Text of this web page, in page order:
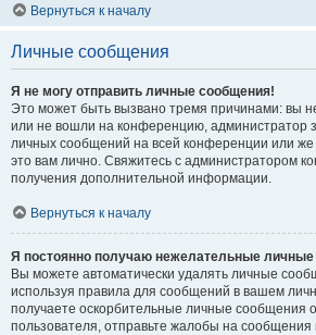
Вернуться к началу
Личные сообщения
Я не могу отправить личные сообщения!
Это может быть вызвано тремя причинами: вы
или не вошли на конференцию, администратор
личных сообщений на всей конференции или
это вам лично. Свяжитесь с администратором
получения дополнительной информации.
Вернуться к началу
Я постоянно получаю нежелательные
Вы можете автоматически удалять личные
используя правила для сообщений в вашем
получаете оскорбительные личные сообщения
пользователя, отправьте жалобы на